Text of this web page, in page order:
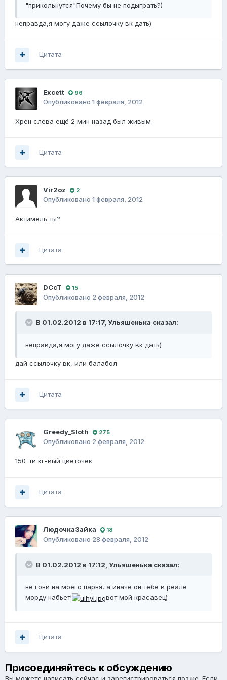
"прикольнутся"Почему бы не подыграть?)
неправда,я могу даже ссылочку вк дать)
Цитата
Excett 96
Опубликовано 1 февраля, 2012
Хрен слева ещё 2 мин назад был живым.
Цитата
Vir2oz 2
Опубликовано 1 февраля, 2012
Актимель ты?
Цитата
DCcT 15
Опубликовано 2 февраля, 2012
В 01.02.2012 в 17:17, Ульяшенька сказал:
неправда,я могу даже ссылочку вк дать)
дай ссылочку вк, или балабол
Цитата
Greedy_Sloth 275
Опубликовано 2 февраля, 2012
150-ти кг-вый цветочек
Цитата
ЛюдочкаЗайка 18
Опубликовано 28 февраля, 2012
В 01.02.2012 в 17:12, Ульяшенька сказал:
не гони на моего парня, а иначе он тебе в реале
морду набьет!
вот мой красавец)
Цитата
Присоединяйтесь к обсуждению